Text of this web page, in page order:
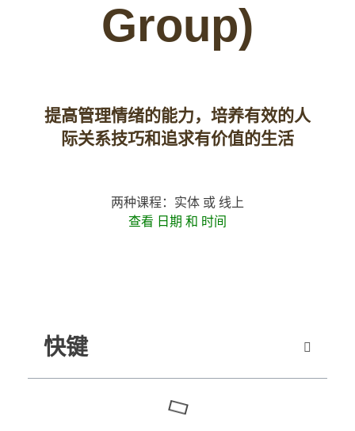
Group)
提高管理情绪的能力，培养有效的人
际关系技巧和追求有价值的生活
两种课程：实体 或 线上
查看 日期 和 时间
快键